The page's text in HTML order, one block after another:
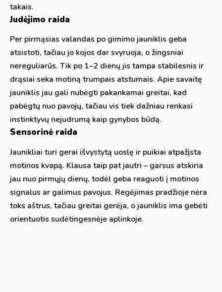
takais.
Judėjimo raida
Per pirmąsias valandas po gimimo jauniklis geba
atsistoti, tačiau jo kojos dar svyruoja, o žingsniai
nereguliarūs. Tik po 1–2 dienų jis tampa stabilesnis ir
drąsiai seka motiną trumpais atstumais. Apie savaitę
jauniklis jau gali nubėgti pakankamai greitai, kad
pabėgtų nuo pavojų, tačiau vis tiek dažniau renkasi
instinktyvų nejudrumą kaip gynybos būdą.
Sensorinė raida
Jaunikliai turi gerai išvystytą uoslę ir puikiai atpažįsta
motinos kvapą. Klausa taip pat jautri – garsus atskiria
jau nuo pirmųjų dienų, todėl geba reaguoti į motinos
signalus ar galimus pavojus. Regėjimas pradžioje nėra
toks aštrus, tačiau greitai gerėja, o jauniklis ima gebėti
orientuotis sudėtingesnėje aplinkoje.